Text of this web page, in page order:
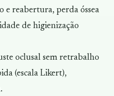
e reabertura, perda óssea
de higienização
oclusal sem retrabalho
(escala Likert),